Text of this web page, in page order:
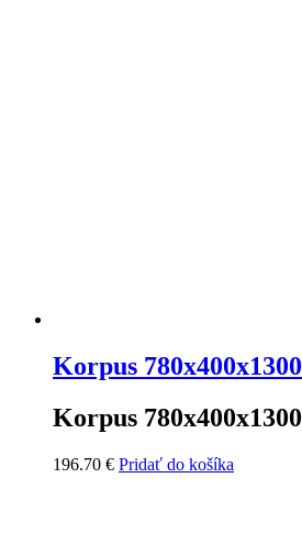
Korpus 780x400x1300
Korpus 780x400x1300
196.70 € Pridať do košíka